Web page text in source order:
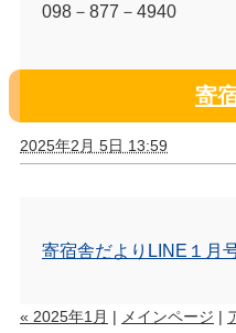
098－ 877 － 4940
寄
2025年2月 5日 13:59
寄宿舎だよりLINE１月
« 2025年1月 | メインページ |